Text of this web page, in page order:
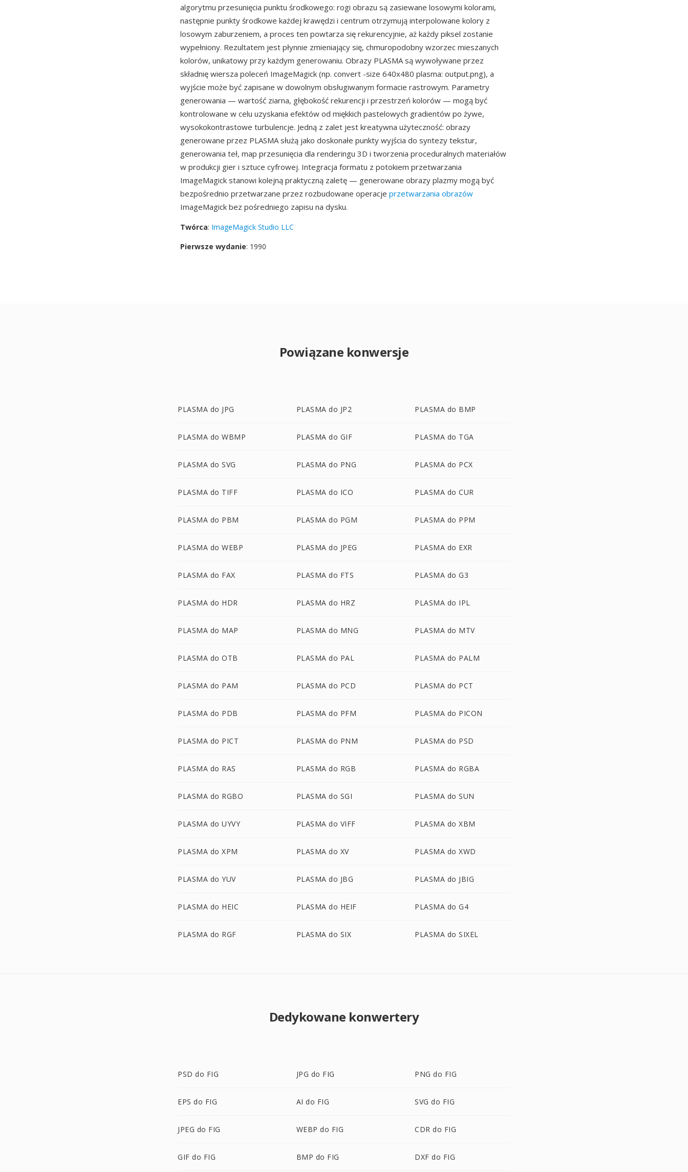
algorytmu przesunięcia punktu środkowego: rogi obrazu są zasiewane losowymi kolorami,
następnie punkty środkowe każdej krawędzi i centrum otrzymują interpolowane kolory z
losowym zaburzeniem, a proces ten powtarza się rekurencyjnie, aż każdy piksel zostanie
wypełniony. Rezultatem jest płynnie zmieniający się, chmuropodobny wzorzec mieszanych
kolorów, unikatowy przy każdym generowaniu. Obrazy PLASMA są wywoływane przez
składnię wiersza poleceń ImageMagick (np. convert -size 640x480 plasma: output.png), a
wyjście może być zapisane w dowolnym obsługiwanym formacie rastrowym. Parametry
generowania — wartość ziarna, głębokość rekurencji i przestrzeń kolorów — mogą być
kontrolowane w celu uzyskania efektów od miękkich pastelowych gradientów po żywe,
wysokokontrastowe turbulencje. Jedną z zalet jest kreatywna użyteczność: obrazy
generowane przez PLASMA służą jako doskonałe punkty wyjścia do syntezy tekstur,
generowania teł, map przesunięcia dla renderingu 3D i tworzenia proceduralnych materiałów
w produkcji gier i sztuce cyfrowej. Integracja formatu z potokiem przetwarzania
ImageMagick stanowi kolejną praktyczną zaletę — generowane obrazy plazmy mogą być
bezpośrednio przetwarzane przez rozbudowane operacje przetwarzania obrazów
ImageMagick bez pośredniego zapisu na dysku.
Twórca: ImageMagick Studio LLC
Pierwsze wydanie: 1990
Powiązane konwersje
PLASMA do JPG PLASMA do JP2 PLASMA do BMP
PLASMA do WBMP PLASMA do GIF PLASMA do TGA
PLASMA do SVG PLASMA do PNG PLASMA do PCX
PLASMA do TIFF PLASMA do ICO PLASMA do CUR
PLASMA do PBM PLASMA do PGM PLASMA do PPM
PLASMA do WEBP PLASMA do JPEG PLASMA do EXR
PLASMA do FAX PLASMA do FTS PLASMA do G3
PLASMA do HDR PLASMA do HRZ PLASMA do IPL
PLASMA do MAP PLASMA do MNG PLASMA do MTV
PLASMA do OTB PLASMA do PAL PLASMA do PALM
PLASMA do PAM PLASMA do PCD PLASMA do PCT
PLASMA do PDB PLASMA do PFM PLASMA do PICON
PLASMA do PICT PLASMA do PNM PLASMA do PSD
PLASMA do RAS PLASMA do RGB PLASMA do RGBA
PLASMA do RGBO PLASMA do SGI PLASMA do SUN
PLASMA do UYVY PLASMA do VIFF PLASMA do XBM
PLASMA do XPM PLASMA do XV PLASMA do XWD
PLASMA do YUV PLASMA do JBG PLASMA do JBIG
PLASMA do HEIC PLASMA do HEIF PLASMA do G4
PLASMA do RGF PLASMA do SIX PLASMA do SIXEL
Dedykowane konwertery
PSD do FIG JPG do FIG PNG do FIG
EPS do FIG AI do FIG SVG do FIG
JPEG do FIG WEBP do FIG CDR do FIG
GIF do FIG BMP do FIG DXF do FIG